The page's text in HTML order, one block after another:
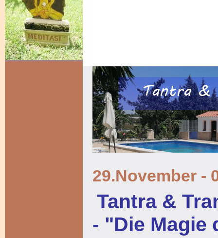
29.November -
Tantra &
- "Die Magie